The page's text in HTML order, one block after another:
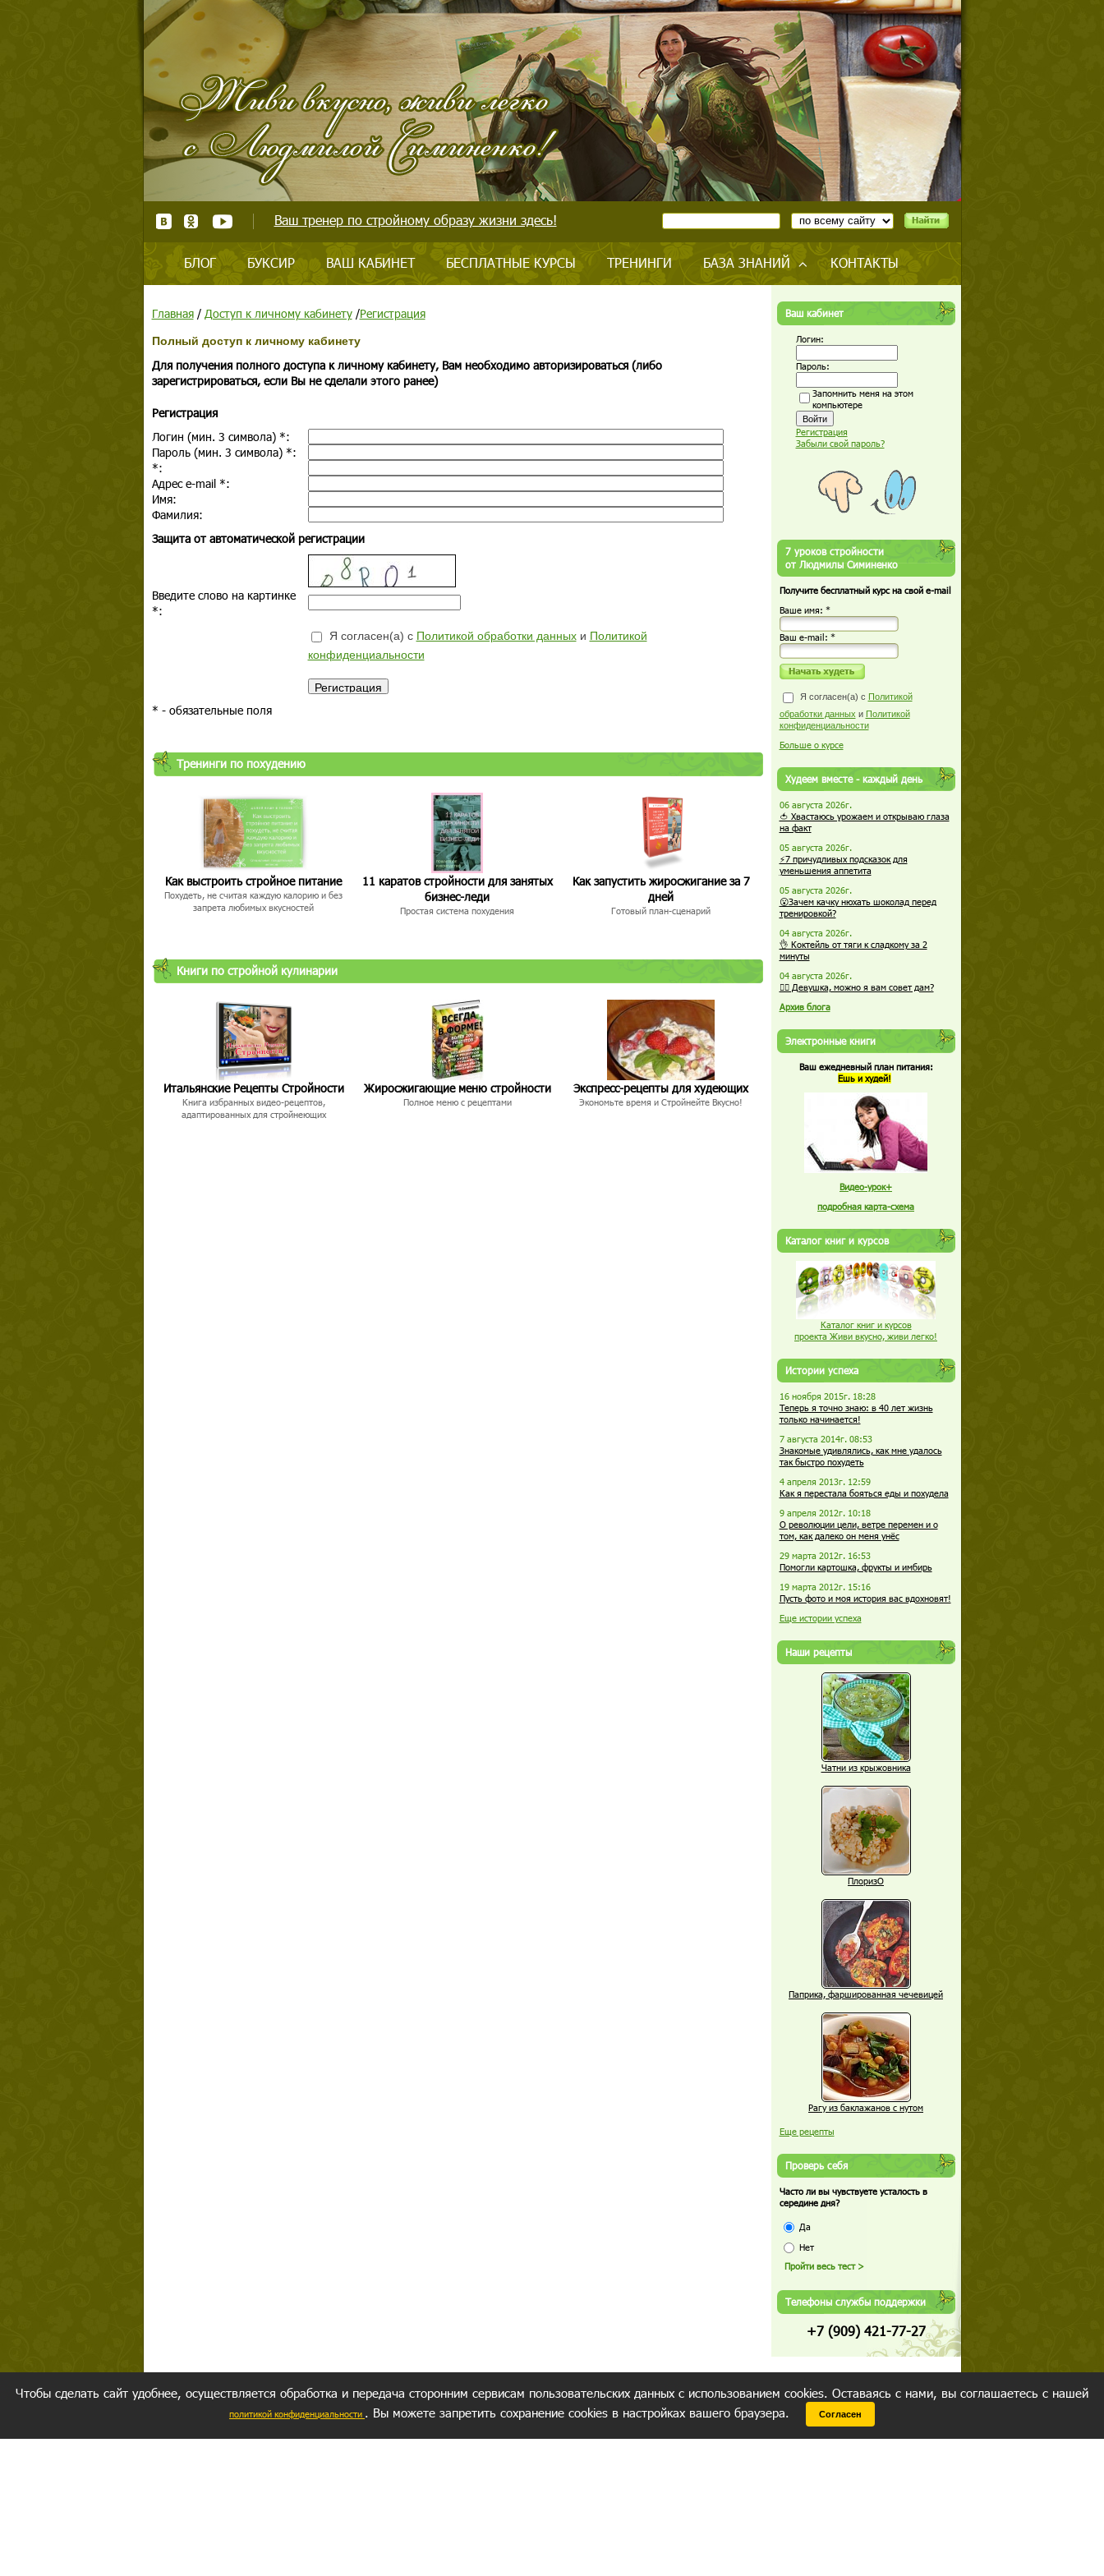
Ваш тренер по стройному образу жизни здесь!
БЛОГ БУКСИР ВАШ КАБИНЕТ БЕСПЛАТНЫЕ КУРСЫ ТРЕНИНГИ БАЗА ЗНАНИЙ КОНТАКТЫ
Главная/ Доступ к личному кабинету/Регистрация
Полный доступ к личному кабинету
Для получения полного доступа к личному кабинету, Вам необходимо авторизироваться (либо
зарегистрироваться, если Вы не сделали этого ранее)
Регистрация
Логин (мин. 3 символа) *:
Пароль (мин. 3 символа) *:
*:
Адрес e-mail *:
Имя:
Фамилия:
Защита от автоматической регистрации
Введите слово на картинке
*:
Я согласен(а) с Политикой обработки данныхи Политикой
конфиденциальности
* - обязательные поля
Тренинги по похудению
Как выстроить стройное питание
Похудеть, не считая каждую калорию и без
запрета любимых вкусностей
11 каратов стройности для занятых
бизнес-леди
Простая система похудения
Как запустить жиросжигание за 7
дней
Готовый план-сценарий
Книги по стройной кулинарии
Итальянские Рецепты Стройности
Книга избранных видео-рецептов,
адаптированных для стройнеющих
Жиросжигающие меню стройности
Полное меню с рецептами
Экспресс-рецепты для худеющих
Экономьте время и Стройнейте Вкусно!
Ваш кабинет
Логин:
Пароль:
Запомнить меня на этом
компьютере
Регистрация
Забыли свой пароль?
7 уроков стройности
от Людмилы Симиненко
Получите бесплатный курс на свой e-mail
Ваше имя: *
Ваш е-mail: *
Я согласен(а) с Политикой
обработки данных и Политикой
конфиденциальности
Больше о курсе
Худеем вместе - каждый день
06 августа 2026г.
🍅 Хвастаюсь урожаем и открываю глаза
на факт
05 августа 2026г.
⚡7 причудливых подсказок для
уменьшения аппетита
05 августа 2026г.
😮Зачем качку нюхать шоколад перед
тренировкой?
04 августа 2026г.
👌 Коктейль от тяги к сладкому за 2
минуты
04 августа 2026г.
🏋️‍♀️ Девушка, можно я вам совет дам?
Архив блога
Электронные книги
Ваш ежедневный план питания:
Ешь и худей!
Видео-урок+
подробная карта-схема
Каталог книг и курсов
Каталог книг и курсов
проекта Живи вкусно, живи легко!
Истории успеха
16 ноября 2015г. 18:28
Теперь я точно знаю: в 40 лет жизнь
только начинается!
7 августа 2014г. 08:53
Знакомые удивлялись, как мне удалось
так быстро похудеть
4 апреля 2013г. 12:59
Как я перестала бояться еды и похудела
9 апреля 2012г. 10:18
О революции цели, ветре перемен и о
том, как далеко он меня унёс
29 марта 2012г. 16:53
Помогли картошка, фрукты и имбирь
19 марта 2012г. 15:16
Пусть фото и моя история вас вдохновят!
Еще истории успеха
Наши рецепты
Чатни из крыжовника
ПлоризО
Паприка, фаршированная чечевицей
Рагу из баклажанов с нутом
Еще рецепты
Проверь себя
Часто ли вы чувствуете усталость в
середине дня?
Да
Нет
Телефоны службы поддержки
+7 (909) 421-77-27
Чтобы сделать сайт удобнее, осуществляется обработка и передача сторонним сервисам пользовательских данных с использованием cookies. Оставаясь с нами, вы соглашаетесь с нашей
политикой конфиденциальности . Вы можете запретить сохранение cookies в настройках вашего браузера. Согласен